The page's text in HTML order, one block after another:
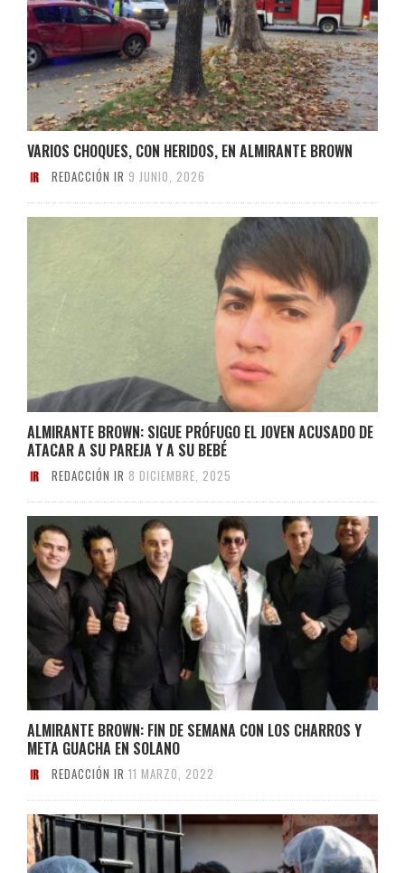
VARIOS CHOQUES, CON HERIDOS, EN ALMIRANTE BROWN
REDACCIÓN IR 9 JUNIO, 2026
ALMIRANTE BROWN: SIGUE PRÓFUGO EL JOVEN ACUSADO DE
ATACAR A SU PAREJA Y A SU BEBÉ
REDACCIÓN IR 8 DICIEMBRE, 2025
ALMIRANTE BROWN: FIN DE SEMANA CON LOS CHARROS Y
META GUACHA EN SOLANO
REDACCIÓN IR 11 MARZO, 2022